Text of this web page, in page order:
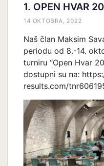
1. OPEN HVAR
14 OKTOBRA, 2022
Naš član Maksim
periodu od 8.-14.
turniru “Open Hvar
dostupni su na:
results.com/